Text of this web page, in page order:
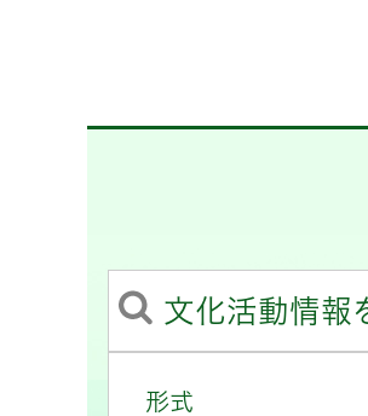
文化活動情報
形式